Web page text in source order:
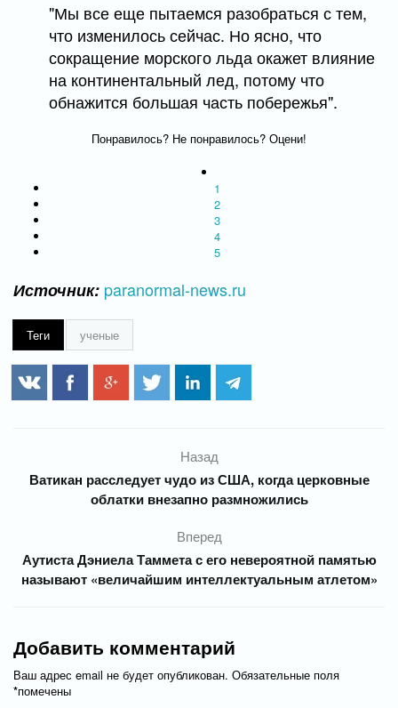
"Мы все еще пытаемся разобраться с тем,
что изменилось сейчас. Но ясно, что
сокращение морского льда окажет влияние
на континентальный лед, потому что
обнажится большая часть побережья".
Понравилось? Не понравилось? Оцени!
1
2
3
4
5
Источник: paranormal-news.ru
Теги ученые
Назад
Ватикан расследует чудо из США, когда церковные
облатки внезапно размножились
Вперед
Аутиста Дэниела Таммета с его невероятной памятью
называют «величайшим интеллектуальным атлетом»
Добавить комментарий
Ваш адрес email не будет опубликован. Обязательные поля
помечены
*